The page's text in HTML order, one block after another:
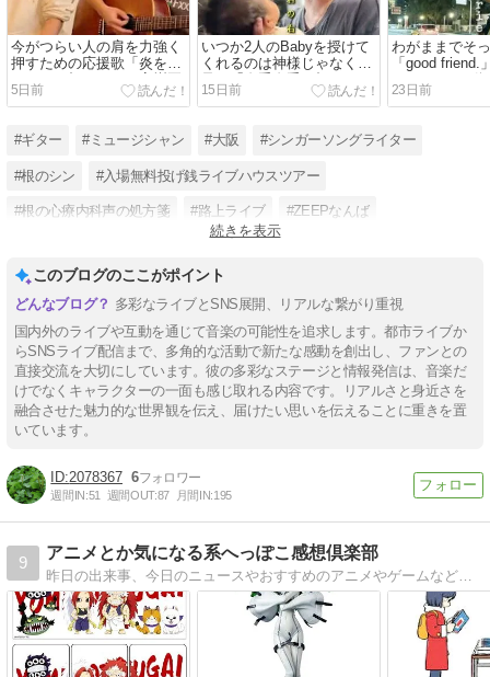
今がつらい人の肩を力強く
押すための応援歌「炎をさ
らって」根のシン、高樹夏
輝(おしゃぼ)コラボ
5日前
いつか2人のBabyを授けて
くれるのは神様じゃなく
君、「右手左手」根のシ
ン、各SNSで公開
15日前
わがままでそ
「good friend.
MVショート
毎日公開
23日前
#ギター #ミュージシャン #大阪 #シンガーソングライター
#根のシン #入場無料投げ銭ライブハウスツアー
#根の心療内科声の処方箋 #路上ライブ #ZEEPなんば
続きを表示
このブログのここがポイント
多彩なライブとSNS展開、リアルな繋がり重視
国内外のライブや互動を通じて音楽の可能性を追求します。都市ライブか
らSNSライブ配信まで、多角的な活動で新たな感動を創出し、ファンとの
直接交流を大切にしています。彼の多彩なステージと情報発信は、音楽だ
けでなくキャラクターの一面も感じ取れる内容です。リアルさと身近さを
融合させた魅力的な世界観を伝え、届けたい思いを伝えることに重きを置
いています。
2078367 6
週間IN:51 週間OUT:87 月間IN:195
9
アニメとか気になる系へっぽこ感想倶楽部
昨日の出来事、今日のニュースやおすすめのアニメやゲームなどの面白い？つまらない？感想を中心にしただらだらブログです